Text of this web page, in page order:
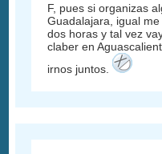
F, pues si organizas
Guadalajara, igual
dos horas y tal vez
claber en
irnos juntos.